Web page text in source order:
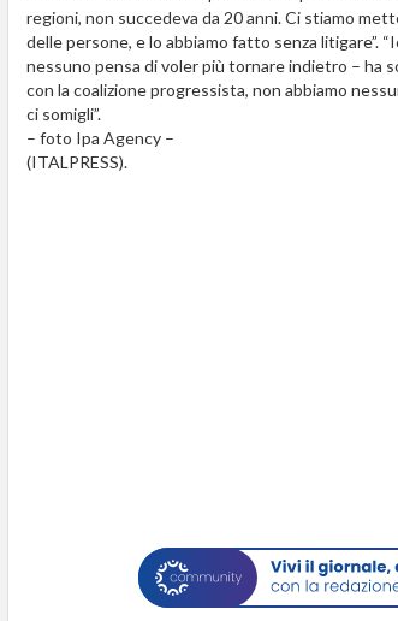
regioni, non succedeva da 20 anni. Ci stiamo
delle persone, e lo abbiamo fatto senza litigare”.
nessuno pensa di voler più tornare indietro – ha
con la coalizione progressista, non abbiamo
ci somigli”.
– foto Ipa Agency –
(ITALPRESS).